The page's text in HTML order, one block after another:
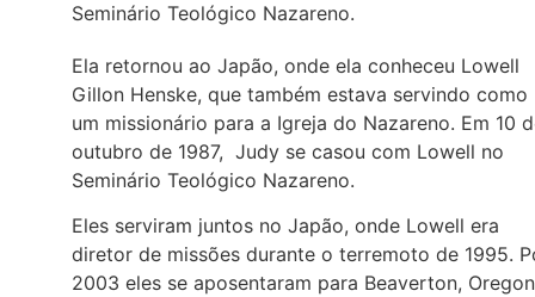
Seminário Teológico Nazareno.
Ela retornou ao Japão, onde ela conheceu Lowell
Gillon Henske, que também estava servindo como
um missionário para a Igreja do Nazareno. Em 10
outubro de 1987, Judy se casou com Lowell no
Seminário Teológico Nazareno.
Eles serviram juntos no Japão, onde Lowell era
diretor de missões durante o terremoto de 1995.
2003 eles se aposentaram para Beaverton,